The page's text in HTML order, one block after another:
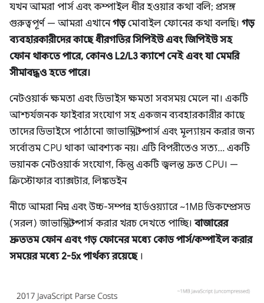
যখন আমরা পার্স এবং কম্পাইল ধীর হওয়ার কথা বলি; প্রসঙ্গ
গুরুত্বপূর্ণ — আমরা এখানেগড়মোবাইল ফোনের কথা বলছি। গড়
ব্যবহারকারীদের কাছে ধীরগতির সিপিইউ এবং জিপিইউ সহ
ফোন থাকতে পারে, কোনও L2/L3 ক্যাশে নেই এবং যা মেমরি
সীমাবদ্ধও হতে পারে।
নেটওয়ার্ক ক্ষমতা এবং ডিভাইস ক্ষমতা সবসময় মেলে না। একটি
আশ্চর্যজনক ফাইবার সংযোগ সহ একজন ব্যবহারকারীর কাছে
তাদের ডিভাইসে পাঠানো জাভাস্ক্রিপ্ট পার্স এবং মূল্যায়ন করার জন্য
সর্বোত্তম CPU থাকা আবশ্যক নয়। এটি বিপরীতেও সত্য... একটি
ভয়ানক নেটওয়ার্ক সংযোগ, কিন্তু একটি জ্বলন্ত দ্রুত CPU। —
ক্রিস্টোফার ব্যাক্সটার, লিঙ্কডইন
নীচে আমরা নিম্ন এবং উচ্চ-সম্পন্ন হার্ডওয়্যারে ~1MB ডিকম্প্রেসড
(সরল) জাভাস্ক্রিপ্ট পার্স করার খরচ দেখতে পাচ্ছি। বাজারের
দ্রুততম ফোন এবং গড় ফোনের মধ্যে কোড পার্স/কম্পাইল করার
সময়ের মধ্যে 2-5x পার্থক্য রয়েছে।